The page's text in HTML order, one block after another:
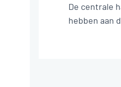
De centrale
hebben aan